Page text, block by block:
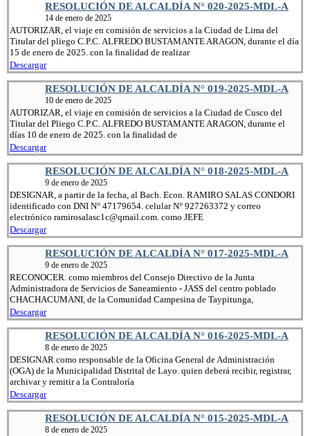
RESOLUCIÓN DE ALCALDÍA N° 020-2025-MDL-A
14 de enero de 2025
AUTORIZAR, el viaje en comisión de servicios a la Ciudad de Lima del
Titular del pliego C.P.C. ALFREDO BUSTAMANTE ARAGON, durante el día
15 de enero de 2025. con la finalidad de realizar
Descargar
RESOLUCIÓN DE ALCALDÍA N° 019-2025-MDL-A
10 de enero de 2025
AUTORIZAR, el viaje en comisión de servicios a la Ciudad de Cusco del
Titular del Pliego C.P.C. ALFREDO BUSTAMANTE ARAGON, durante el
días 10 de enero de 2025. con la finalidad de
Descargar
RESOLUCIÓN DE ALCALDÍA N° 018-2025-MDL-A
9 de enero de 2025
DESIGNAR, a partir de la fecha, al Bach. Econ. RAMIRO SALAS CONDORI
identificado con DNI N° 47179654. celular N° 927263372 y correo
electrónico ramirosalasc1c@qmail.com. como JEFE
Descargar
RESOLUCIÓN DE ALCALDÍA N° 017-2025-MDL-A
9 de enero de 2025
RECONOCER. como miembros del Consejo Directivo de la Junta
Administradora de Servicios de Saneamiento - JASS del centro poblado
CHACHACUMANI, de la Comunidad Campesina de Taypitunga,
Descargar
RESOLUCIÓN DE ALCALDÍA N° 016-2025-MDL-A
8 de enero de 2025
DESIGNAR como responsable de la Oficina General de Administración
(OGA) de la Municipalidad Distrital de Layo. quien deberá recibir, registrar,
archivar y remitir a la Contraloría
Descargar
RESOLUCIÓN DE ALCALDÍA N° 015-2025-MDL-A
8 de enero de 2025